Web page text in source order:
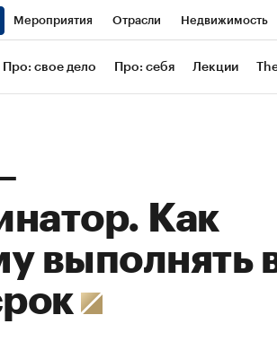
Мероприятия Отрасли Недвижимость
РБК Life Тренды
Про: свое дело Про: себя Лекции
Как
выполнять